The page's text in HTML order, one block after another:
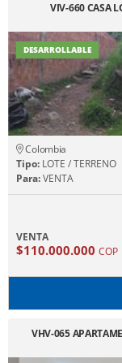
VIV-660 CASA
DESARROLLABLE
Colombia
Tipo: LOTE / TERRENO
Para:VENTA
VENTA
$110.000.000 COP
VHV-065